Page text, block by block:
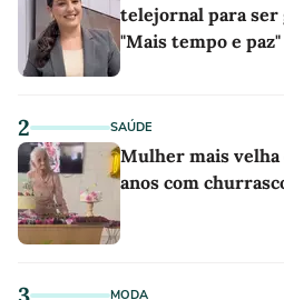
telejornal para ser
"Mais tempo e paz"
2 SAÚDE
Mulher mais velha
anos com
MODA